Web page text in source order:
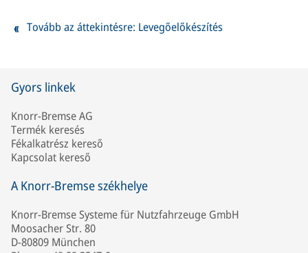
Tovább az áttekintésre: Levegőelőkészítés
Gyors linkek
Knorr-Bremse AG
Termék keresés
Fékalkatrész kereső
Kapcsolat kereső
A Knorr-Bremse székhelye
Knorr-Bremse Systeme für Nutzfahrzeuge GmbH
Moosacher Str. 80
D-80809 München